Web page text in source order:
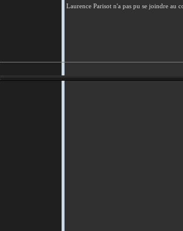
Laurence Parisot n'a pas pu se joindre au